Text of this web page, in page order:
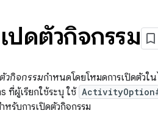
ปิดตัวกิจกรรม
วกิจกรรมกำหนดโดยโหมดการเปิดตัวใ
ผู้เรียกใช้ระบุ ใช้
หรับการเปิดตัวกิจกรรม